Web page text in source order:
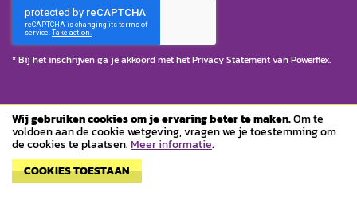
Wij gebruiken cookies om je ervaring beter te maken.Om te
voldoen aan de cookie wetgeving, vragen we je toestemming om
de cookies te plaatsen.Meer informatie.
COOKIES TOESTAAN
* Bij het inschrijven ga je akkoord met hetPrivacy Statementvan Powerflex.
© Copyright 2023 Powerflex
Algemene voorwaarden
Privacy Statement